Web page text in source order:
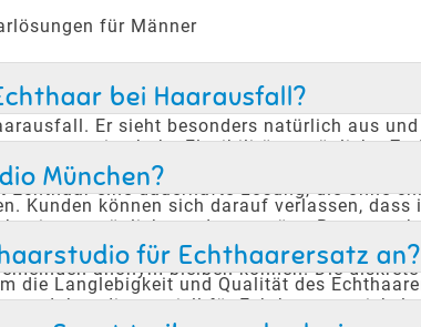
für Männer
bei Haarausfall?
Er sieht besonders natürlich aus
was eine hohe Flexibilität ermöglicht.
Diese Art von Haarersatz kann das
eine dauerhafte Lösung, die ohne
München?
Kunden können sich darauf verlassen,
eine persönliche und ungestörte Beratung,
und sorgt dafür, dass Kunden sich wohl
anonym bleiben können. Die
für Echthaarersatz an?
die Langlebigkeit und Qualität des
die speziell für Echthaar